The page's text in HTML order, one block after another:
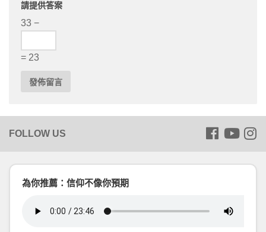
請提供答案
33 −
= 23
為你推薦：信仰不像你預期